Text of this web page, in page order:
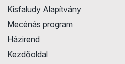
Kisfaludy Alapítvány
Mecénás program
Házirend
Kezdőoldal